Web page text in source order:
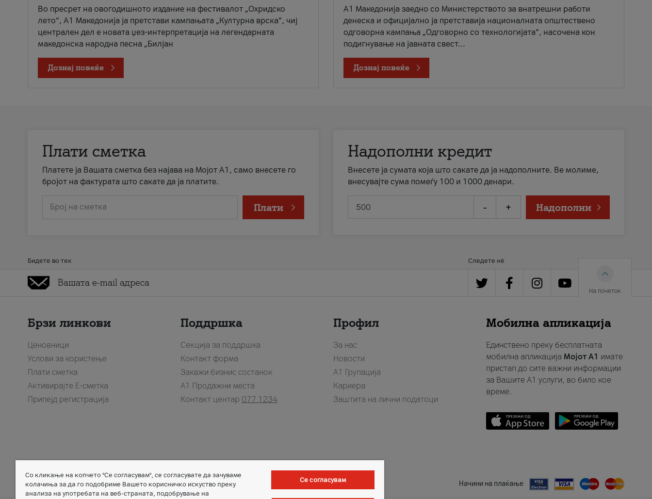
Во пресрет на овогодишното издание на фестивалот „Охридско
лето“, А1 Македонија ја претстави кампањата „Културна врска“, чиј
централен дел е новата џез-интерпретација на легендарната
македонска народна песна „Билјан
Дознај повеќе
A1 Македонија заедно со Министерството за внатрешни работи
денеска и официјално ја претставија националната општествено
одговорна кампања „Одговорно со технологијата“, насочена кон
подигнување на јавната свест...
Дознај повеќе
Плати сметка
Платете ја Вашата сметка без најава на Мојот А1, само внесете го
бројот на фактурата што сакате да ја платите.
Број на сметка Плати
Надополни кредит
Внесете ја сумата која што сакате да ја надополните. Ве молиме,
внесувајте сума помеѓу 100 и 1000 денари.
- + Надополни
Бидете во тек Следете нè
На почеток
Брзи линкови
Ценовници
Услови за користење
Плати сметка
Активирајте Е-сметка
Припејд регистрација
Поддршка
Секција за поддршка
Контакт форма
Закажи бизнис состанок
A1 Продажни места
Контакт центар 077 1234
Профил
За нас
Новости
А1 Групација
Кариера
Заштита на лични податоци
Мобилна апликација
Единствено преку бесплатната
мобилна апликација Мојот A1 имате
пристап до сите важни информации
за Вашите A1 услуги, во било кое
време.
Member of Начини на плаќање
Со кликање на копчето "Се согласувам", се согласувате да зачуваме
колачиња за да го подобриме Вашето корисничко искуство преку
анализа на употребата на веб-страната, подобрување на
Се согласувам